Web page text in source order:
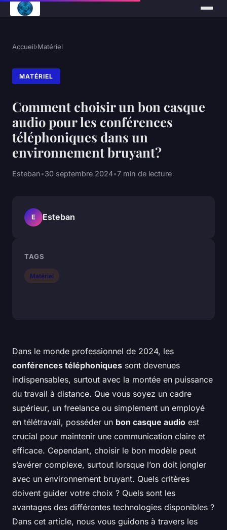
Accueil›Matériel
MATÉRIEL
Comment choisir un bon casque
audio pour les conférences
téléphoniques dans un
environnement bruyant?
Esteban•30 septembre 2024•7 min de lecture
Dans le monde professionnel de 2024, les
conférences téléphoniques sont devenues
indispensables, surtout avec la montée en puissance
du travail à distance. Que vous soyez un cadre
supérieur, un freelance ou simplement un employé
en télétravail, posséder un bon casque audio est
crucial pour maintenir une communication claire et
efficace. Cependant, choisir le bon modèle peut
s’avérer complexe, surtout lorsque l’on doit jongler
avec un environnement bruyant. Quels critères
doivent guider votre choix ? Quels sont les
avantages des différentes technologies disponibles ?
Dans cet article, nous vous guidons à travers les
E Esteban
TAGS
Matériel